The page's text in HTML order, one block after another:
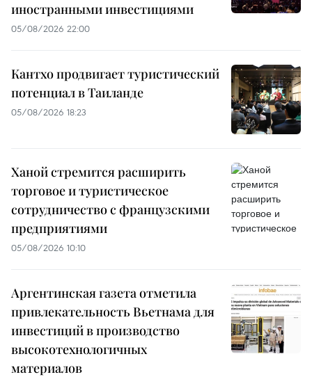
иностранными инвестициями
05/08/2026 22:00
Кантхо продвигает туристический
потенциал в Таиланде
05/08/2026 18:23
Ханой стремится расширить
торговое и туристическое
сотрудничество с французскими
предприятиями
05/08/2026 10:10
Аргентинская газета отметила
привлекательность Вьетнама для
инвестиций в производство
высокотехнологичных
материалов